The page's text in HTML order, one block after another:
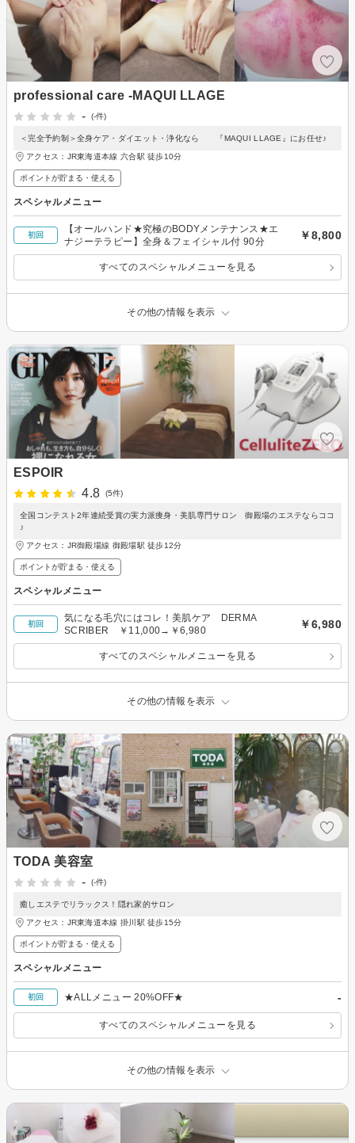
professional care -MAQUI LLAGE
-
(-件)
＜完全予約制＞全身ケア・ダイエット・浄化なら 『MAQUI LLAGE』にお任せ♪
アクセス：JR東海道本線 六合駅 徒歩10分
ポイントが貯まる・使える
スペシャルメニュー
初回
【オールハンド★究極のBODYメンテナンス★エ
ナジーテラピー】全身＆フェイシャル付 90分
￥8,800
すべてのスペシャルメニューを見る
その他の情報を表示
ESPOIR
4.8
(5件)
全国コンテスト2年連続受賞の実力派痩身・美肌専門サロン 御殿場のエステならココ
♪
アクセス：JR御殿場線 御殿場駅 徒歩12分
ポイントが貯まる・使える
スペシャルメニュー
初回
気になる毛穴にはコレ！美肌ケア DERMA
SCRIBER ￥11,000→￥6,980
￥6,980
すべてのスペシャルメニューを見る
その他の情報を表示
TODA 美容室
-
(-件)
癒しエステでリラックス！隠れ家的サロン
アクセス：JR東海道本線 掛川駅 徒歩15分
ポイントが貯まる・使える
スペシャルメニュー
初回 ★ALLメニュー 20%OFF★ -
すべてのスペシャルメニューを見る
その他の情報を表示